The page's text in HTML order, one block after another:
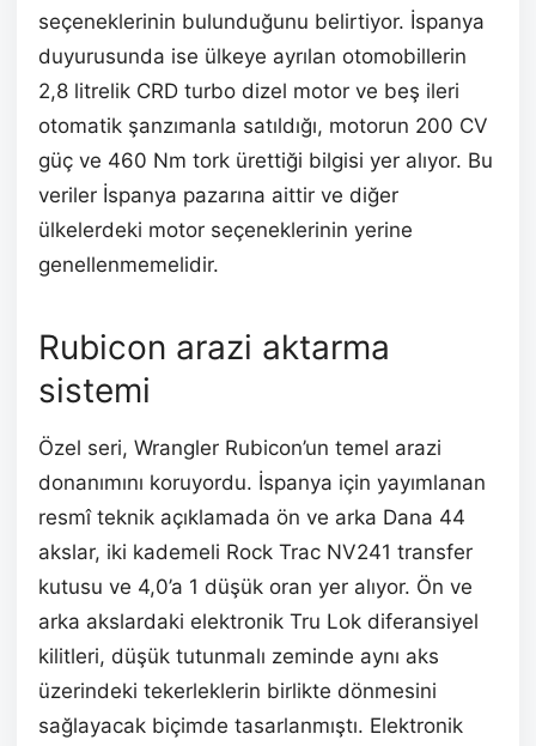
seçeneklerinin bulunduğunu belirtiyor. İspanya
duyurusunda ise ülkeye ayrılan otomobillerin
2,8 litrelik CRD turbo dizel motor ve beş ileri
otomatik şanzımanla satıldığı, motorun 200 CV
güç ve 460 Nm tork ürettiği bilgisi yer alıyor. Bu
veriler İspanya pazarına aittir ve diğer
ülkelerdeki motor seçeneklerinin yerine
genellenmemelidir.
Rubicon arazi aktarma
sistemi
Özel seri, Wrangler Rubicon’un temel arazi
donanımını koruyordu. İspanya için yayımlanan
resmî teknik açıklamada ön ve arka Dana 44
akslar, iki kademeli Rock Trac NV241 transfer
kutusu ve 4,0’a 1 düşük oran yer alıyor. Ön ve
arka akslardaki elektronik Tru Lok diferansiyel
kilitleri, düşük tutunmalı zeminde aynı aks
üzerindeki tekerleklerin birlikte dönmesini
sağlayacak biçimde tasarlanmıştı. Elektronik